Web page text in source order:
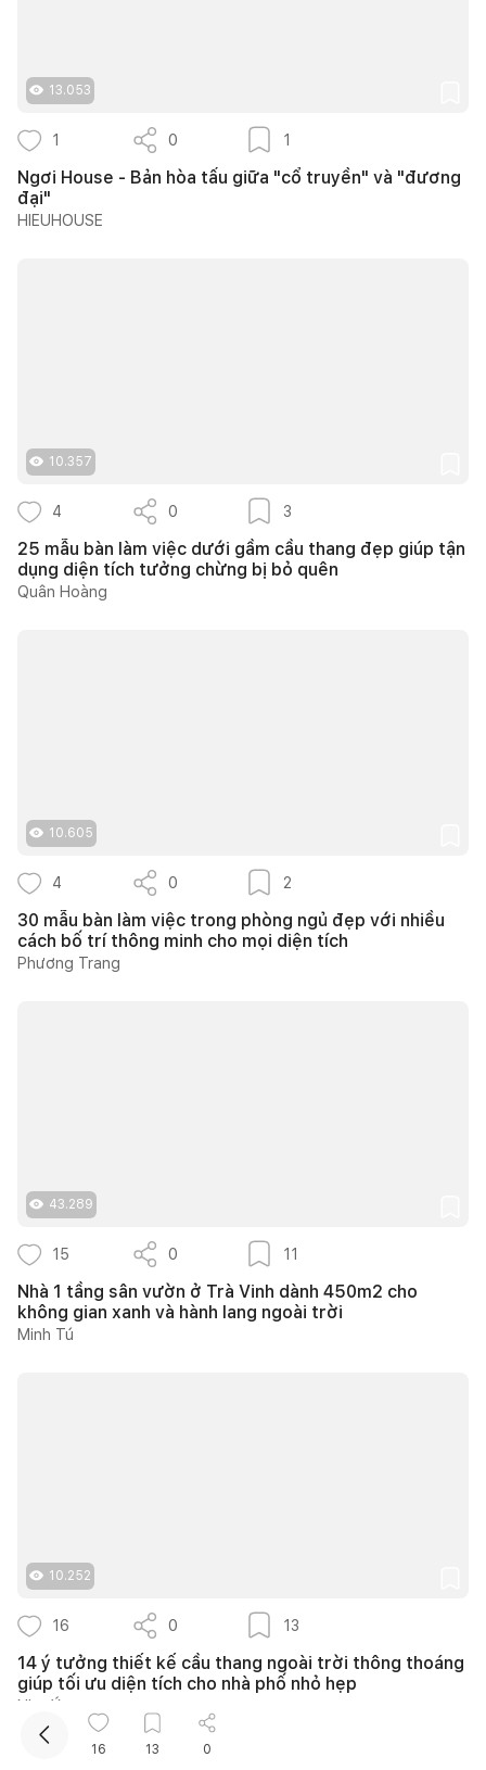
13.053
1 0 1
Ngơi House - Bản hòa tấu giữa "cổ truyền" và "đương
đại"
HIEUHOUSE
10.357
4 0 3
25 mẫu bàn làm việc dưới gầm cầu thang đẹp giúp tận
dụng diện tích tưởng chừng bị bỏ quên
Quân Hoàng
10.605
4 0 2
30 mẫu bàn làm việc trong phòng ngủ đẹp với nhiều
cách bố trí thông minh cho mọi diện tích
Phương Trang
43.289
15 0 11
Nhà 1 tầng sân vườn ở Trà Vinh dành 450m2 cho
không gian xanh và hành lang ngoài trời
Minh Tú
10.252
16 0 13
14 ý tưởng thiết kế cầu thang ngoài trời thông thoáng
giúp tối ưu diện tích cho nhà phố nhỏ hẹp
Như Ý
16 13 0